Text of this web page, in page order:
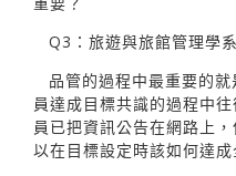
Q3：旅遊與旅館管理學
品管的過程中最重要的
員達成目標共識的過程中
員已把資訊公告在網路上
以在目標設定時該如何達成